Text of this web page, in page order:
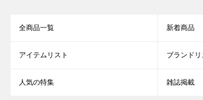
全商品一覧 新着商品
アイテムリスト ブランドリ
人気の特集 雑誌掲載